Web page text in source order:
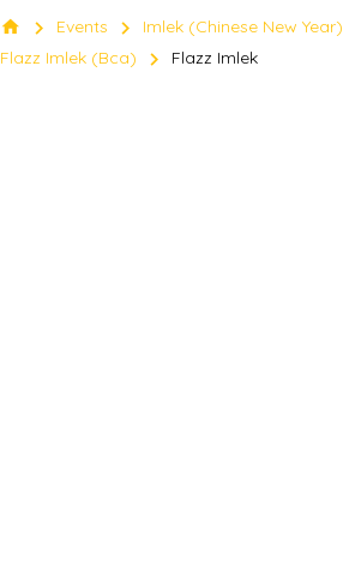
home chevron_right Events chevron_right Imlek (Chinese New Year)
Flazz Imlek (Bca) chevron_right Flazz Imlek